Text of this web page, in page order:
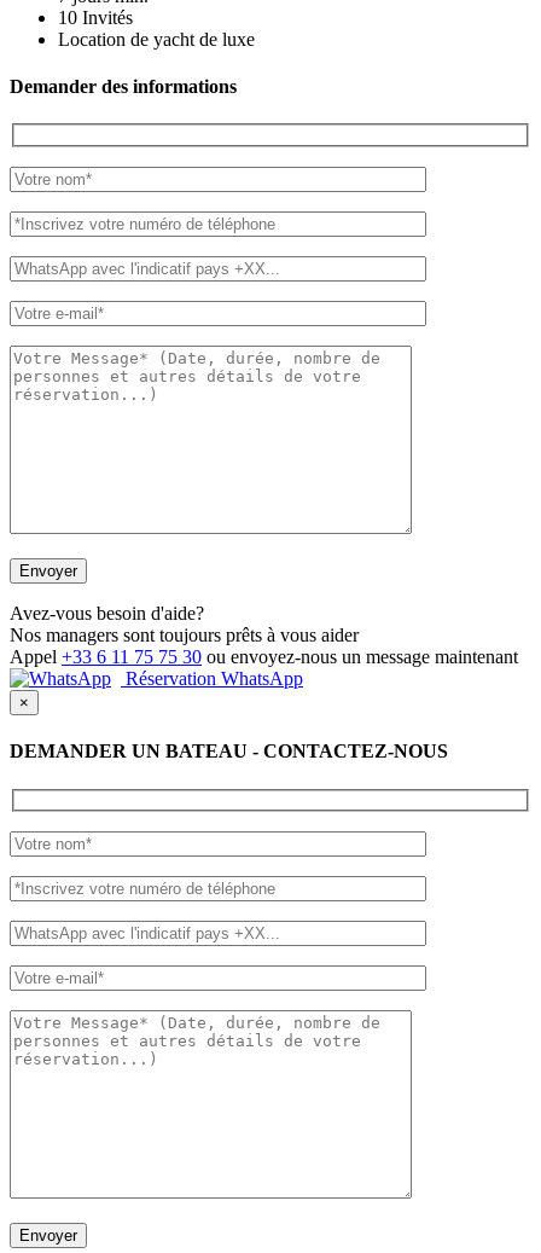
10 Invités
Location de yacht de luxe
Demander des informations
Avez-vous besoin d'aide?
Nos managers sont toujours prêts à vous aider
Appel +33 6 11 75 75 30 ou envoyez-nous un message maintenant
Réservation WhatsApp
×
DEMANDER UN BATEAU - CONTACTEZ-NOUS